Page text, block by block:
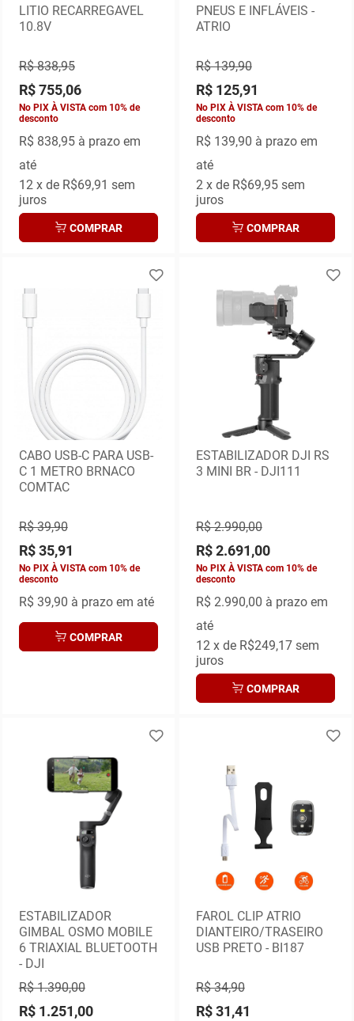
LITIO RECARREGAVEL
10.8V
R$ 838,95
R$ 755,06
No PIX À VISTA com 10% de
desconto
R$ 838,95à prazo em
até
12 x de R$69,91 sem
juros
COMPRAR
PNEUS E INFLÁVEIS -
ATRIO
R$ 139,90
R$ 125,91
No PIX À VISTA com 10% de
desconto
R$ 139,90 à prazo em
até
2 x de R$69,95sem
juros
COMPRAR
CABO USB-C PARA USB-
C 1 METRO BRNACO
COMTAC
R$ 39,90
R$ 35,91
No PIX À VISTA com 10% de
desconto
R$ 39,90 à prazo em até
COMPRAR
ESTABILIZADOR DJI RS
3 MINI BR - DJI111
R$ 2.990,00
R$ 2.691,00
No PIX À VISTA com 10% de
desconto
R$ 2.990,00 à prazo em
até
12x de R$249,17sem
juros
COMPRAR
ESTABILIZADOR
GIMBAL OSMO MOBILE
6 TRIAXIAL BLUETOOTH
- DJI
R$ 1.390,00
R$ 1.251,00
FAROL CLIP ATRIO
DIANTEIRO/TRASEIRO
USB PRETO - BI187
R$ 34,90
R$ 31,41